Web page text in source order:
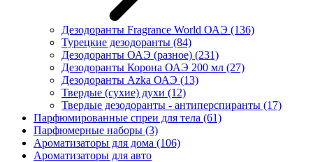
Дезодоранты Fragrance World ОАЭ (136)
Турецкие дезодоранты (84)
Дезодоранты ОАЭ (разное) (231)
Дезодоранты Корона ОАЭ 200 мл (27)
Дезодоранты Azka ОАЭ (13)
Твердые (сухие) духи (12)
Твердые дезодоранты - антиперспиранты (17)
Парфюмированные спреи для тела (61)
Парфюмерные наборы (3)
Ароматизаторы для дома (106)
Ароматизаторы для авто